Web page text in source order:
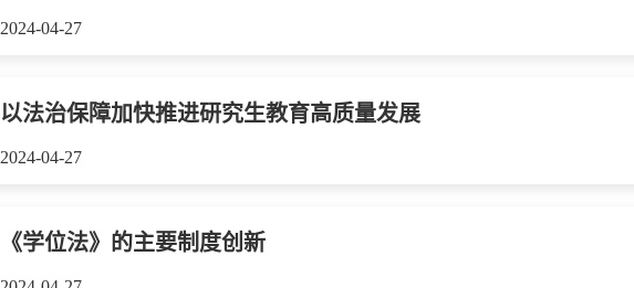
2024-04-27
以法治保障加快推进研究生教育高质量发展
2024-04-27
《学位法》的主要制度创新